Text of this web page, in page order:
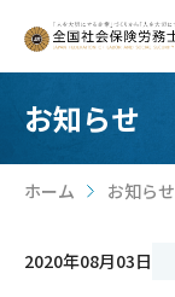
お知らせ
ホーム >
お知らせ
2020年08月03日